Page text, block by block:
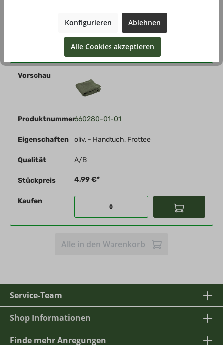
Vorschau
Produktnummer660280-01-01
Eigenschaften oliv, - Handtuch, Frottee
Qualität A/B
Stückpreis 4,99 €*
Kaufen
Alle in den Warenkorb
Service-Team
Shop Informationen
Finde mehr Anregungen
Konfigurieren Ablehnen
Alle Cookies akzeptieren